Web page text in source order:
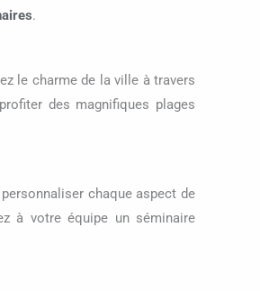
.
le charme de la ville à travers
des magnifiques plages
chaque aspect de
à votre équipe un séminaire